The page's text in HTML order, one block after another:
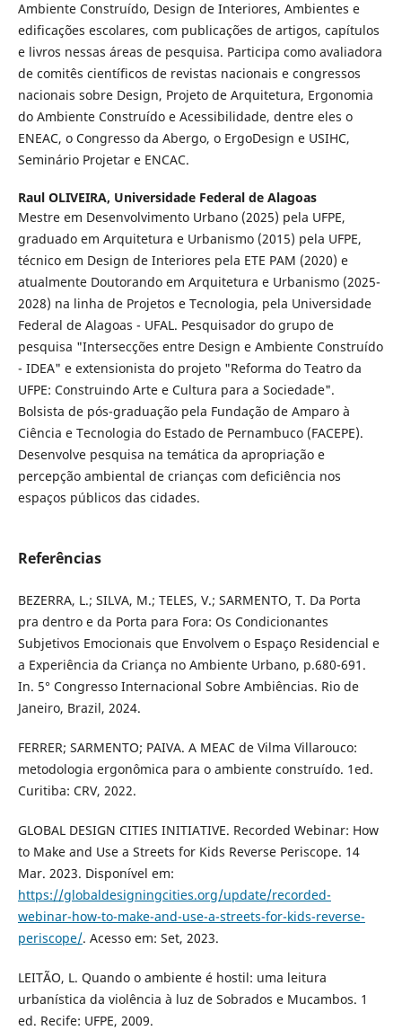
Ambiente Construído, Design de Interiores, Ambientes e
edificações escolares, com publicações de artigos, capítulos
e livros nessas áreas de pesquisa. Participa como avaliadora
de comitês científicos de revistas nacionais e congressos
nacionais sobre Design, Projeto de Arquitetura, Ergonomia
do Ambiente Construído e Acessibilidade, dentre eles o
ENEAC, o Congresso da Abergo, o ErgoDesign e USIHC,
Seminário Projetar e ENCAC.
Raul OLIVEIRA, Universidade Federal de Alagoas
Mestre em Desenvolvimento Urbano (2025) pela UFPE,
graduado em Arquitetura e Urbanismo (2015) pela UFPE,
técnico em Design de Interiores pela ETE PAM (2020) e
atualmente Doutorando em Arquitetura e Urbanismo (2025-
2028) na linha de Projetos e Tecnologia, pela Universidade
Federal de Alagoas - UFAL. Pesquisador do grupo de
pesquisa "Intersecções entre Design e Ambiente Construído
- IDEA" e extensionista do projeto "Reforma do Teatro da
UFPE: Construindo Arte e Cultura para a Sociedade".
Bolsista de pós-graduação pela Fundação de Amparo à
Ciência e Tecnologia do Estado de Pernambuco (FACEPE).
Desenvolve pesquisa na temática da apropriação e
percepção ambiental de crianças com deficiência nos
espaços públicos das cidades.
Referências
BEZERRA, L.; SILVA, M.; TELES, V.; SARMENTO, T. Da Porta
pra dentro e da Porta para Fora: Os Condicionantes
Subjetivos Emocionais que Envolvem o Espaço Residencial e
a Experiência da Criança no Ambiente Urbano, p.680-691.
In. 5° Congresso Internacional Sobre Ambiências. Rio de
Janeiro, Brazil, 2024.
FERRER; SARMENTO; PAIVA. A MEAC de Vilma Villarouco:
metodologia ergonômica para o ambiente construído. 1ed.
Curitiba: CRV, 2022.
GLOBAL DESIGN CITIES INITIATIVE. Recorded Webinar: How
to Make and Use a Streets for Kids Reverse Periscope. 14
Mar. 2023. Disponível em:
https://globaldesigningcities.org/update/recorded-
webinar-how-to-make-and-use-a-streets-for-kids-reverse-
periscope/. Acesso em: Set, 2023.
LEITÃO, L. Quando o ambiente é hostil: uma leitura
urbanística da violência à luz de Sobrados e Mucambos. 1
ed. Recife: UFPE, 2009.